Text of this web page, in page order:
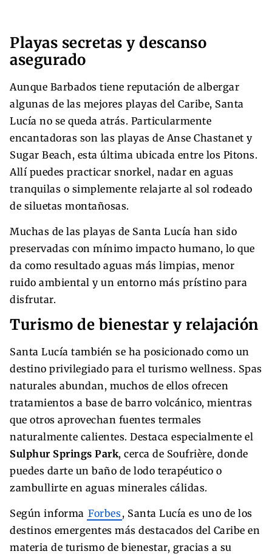
Playas secretas y descanso
asegurado
Aunque Barbados tiene reputación de albergar
algunas de las mejores playas del Caribe, Santa
Lucía no se queda atrás. Particularmente
encantadoras son las playas de Anse Chastanet y
Sugar Beach, esta última ubicada entre los Pitons.
Allí puedes practicar snorkel, nadar en aguas
tranquilas o simplemente relajarte al sol rodeado
de siluetas montañosas.
Muchas de las playas de Santa Lucía han sido
preservadas con mínimo impacto humano, lo que
da como resultado aguas más limpias, menor
ruido ambiental y un entorno más prístino para
disfrutar.
Turismo de bienestar y relajación
Santa Lucía también se ha posicionado como un
destino privilegiado para el turismo wellness. Spas
naturales abundan, muchos de ellos ofrecen
tratamientos a base de barro volcánico, mientras
que otros aprovechan fuentes termales
naturalmente calientes. Destaca especialmente el
Sulphur Springs Park, cerca de Soufrière, donde
puedes darte un baño de lodo terapéutico o
zambullirte en aguas minerales cálidas.
Según informa Forbes, Santa Lucía es uno de los
destinos emergentes más destacados del Caribe en
materia de turismo de bienestar, gracias a su